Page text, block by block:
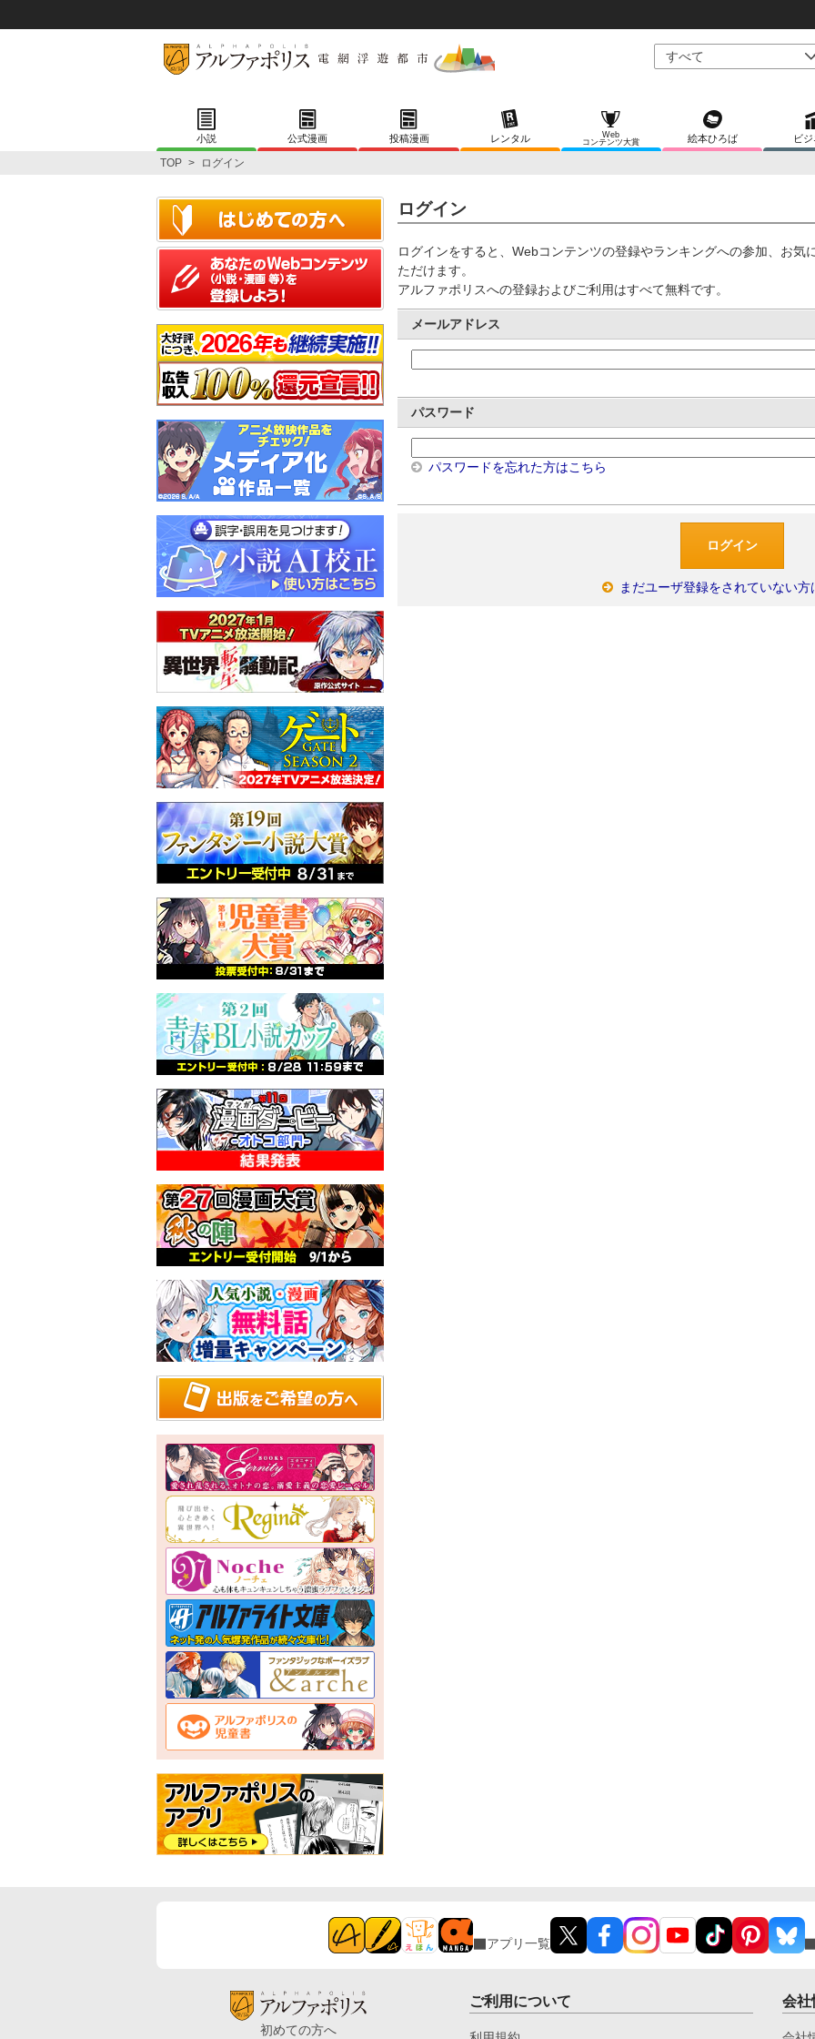
小説 公式漫画 投稿漫画 レンタル
Web
コンテンツ大賞
絵本ひろば ビ
TOP > ログイン
ログイン
ログインをすると、Webコンテンツの登録やランキングへの参加、お気
ただけます。
アルファポリスへの登録およびご利用はすべて無料です。
メールアドレス
パスワード
パスワードを忘れた方はこちら
まだユーザ登録をされていない方
アプリ一覧
初めての方へ
ご利用について 会社